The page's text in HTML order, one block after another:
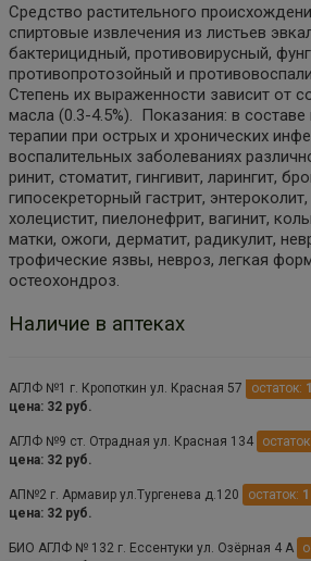
Средство растительного
спиртовые извлечения из листьев
бактерицидный, противовирусный,
противопротозойный и
Степень их выраженности зависит от
масла (0.3-4.5%). Показания: в
терапии при острых и хронических
воспалительных заболеваниях
ринит, стоматит, гингивит, ларингит,
гипосекреторный гастрит,
холецистит, пиелонефрит, вагинит,
матки, ожоги, дерматит, радикулит,
трофические язвы, невроз, легкая
остеохондроз.
Наличие в аптеках
АГЛФ №1 г. Кропоткин ул. Красная 57 остаток: 1
цена: 32 руб.
АГЛФ №9 ст. Отрадная ул. Красная 134 остаток:
цена: 32 руб.
АП№2 г. Армавир ул.Тургенева д.120 остаток: 1
цена: 32 руб.
БИО АГЛФ № 132 г. Ессентуки ул. Озёрная 4 А